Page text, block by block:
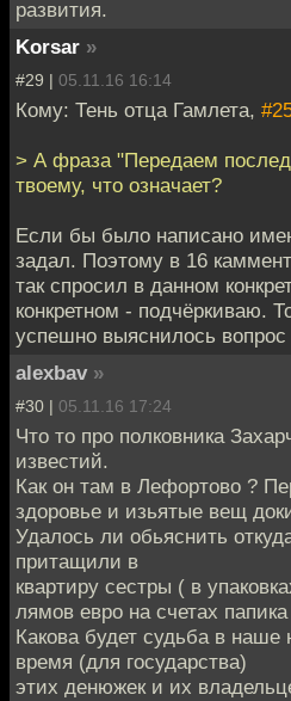
развития.
Korsar »
#29 | 05.11.16 16:14
Кому: Тень отца Гамлета,
> А фраза "Передаем
твоему, что означает?
Если бы было написано
задал. Поэтому в 16
так спросил в данном
конкретном - подчёркиваю.
успешно выяснилось
alexbav »
#30 | 05.11.16 17:24
Что то про полковника
известий.
Как он там в Лефортово ?
здоровье и изьятые вещ
Удалось ли обьяснить
притащили в
квартиру сестры ( в
лямов евро на счетах
Какова будет судьба в наше
время (для государства)
этих денюжек и их